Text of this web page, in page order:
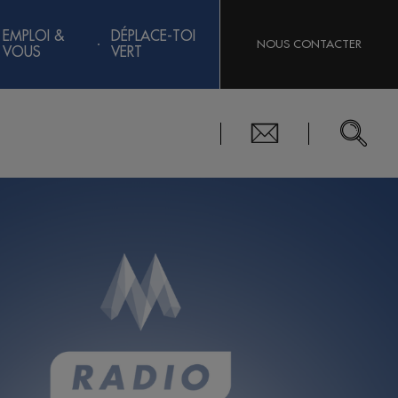
EMPLOI &
VOUS
DÉPLACE-TOI
VERT
NOUS CONTACTER